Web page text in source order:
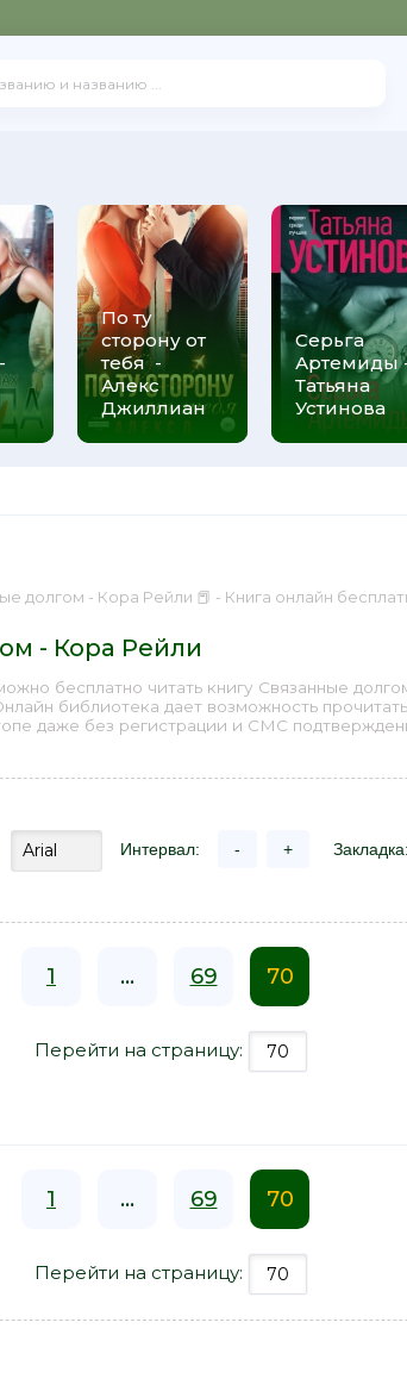
По ту
сторону от
тебя -
Алекс
Джиллиан
Серьга
Артемиды
Татьяна
Устинова
долгом - Кора Рейли 📕 - Книга онлайн
- Кора Рейли
бесплатно читать книгу Связанные
библиотека дает возможность
даже без регистрации и СМС
Интервал: - + Закладка:
1 ... 69 70
Перейти на страницу:
1 ... 69 70
Перейти на страницу: